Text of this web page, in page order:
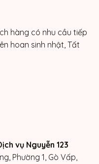
hàng có nhu cầu tiếp
hoan sinh nhật, Tất
vụ Nguyễn 123
Phường 1, Gò Vấp,